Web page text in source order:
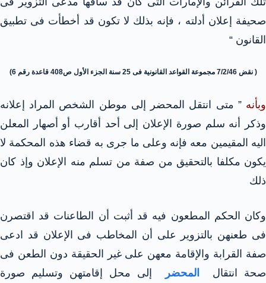
صحيفة إعلان أدلته ، فإنه بذلك لا تكون قد أخطأت فى تطبيق
القانون “
( نقض 7/2/46 مجموعة القواعد القانونية فى 25 سنة الجزء الأول ص408 قاعدة رقم 6)
وبأنه ” متى انتقل المحضر إلى موطن الشخص المراد إعلانه
وذكر أنه سلم صورة الإعلان إلى أحد أقارب أو أصهار المعلن
اليه المقيمين معه فإنه وعلى ما جرى به قضاء هذه المحكمة لا
يكون مكلفا بالتحقيق من صفة من تسلم منه الإعلان وإذ كان
ذلك
وكان الحكم المطعون فيه قد أثبت أن الطاعنات قد اقتصرن
فى طعنهن بالتزوير على أن المخاطب فى الإعلان قد ادعى
صفة القرابة والإقامة معهن على غير الحقيقة دون الطعن فى
صحة انتقال
المحضر
إلى محل إقامتهن وتسليم صورة